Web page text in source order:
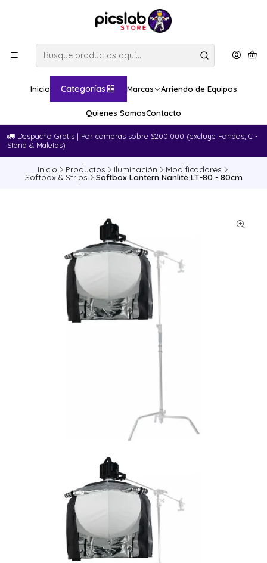
Inicio Categorías Marcas Arriendo de Equipos
Quienes SomosContacto
🚛​ Despacho Gratis | Por compras sobre $200.000 (excluye Fondos, C -
Stand & Maletas)
Inicio Productos Iluminación Modificadores
Softbox & Strips Softbox Lantern Nanlite LT-80 - 80cm